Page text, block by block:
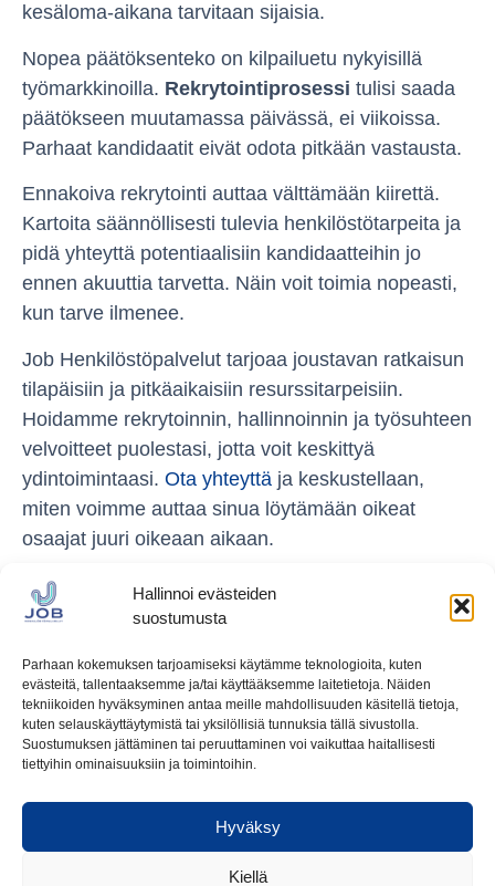
Hallinnoi evästeiden
suostumusta
Parhaan kokemuksen tarjoamiseksi käytämme teknologioita, kuten
evästeitä, tallentaaksemme ja/tai käyttääksemme laitetietoja. Näiden
tekniikoiden hyväksyminen antaa meille mahdollisuuden käsitellä tietoja,
kuten selauskäyttäytymistä tai yksilöllisiä tunnuksia tällä sivustolla.
Suostumuksen jättäminen tai peruuttaminen voi vaikuttaa haitallisesti
tiettyihin ominaisuuksiin ja toimintoihin.
Hyväksy
Kiellä
kesäloma-aikana tarvitaan sijaisia.
Nopea päätöksenteko on kilpailuetu nykyisillä
työmarkkinoilla. Rekrytointiprosessi tulisi saada
päätökseen muutamassa päivässä, ei viikoissa.
Parhaat kandidaatit eivät odota pitkään vastausta.
Ennakoiva rekrytointi auttaa välttämään kiirettä.
Kartoita säännöllisesti tulevia henkilöstötarpeita ja
pidä yhteyttä potentiaalisiin kandidaatteihin jo
ennen akuuttia tarvetta. Näin voit toimia nopeasti,
kun tarve ilmenee.
Job Henkilöstöpalvelut tarjoaa joustavan ratkaisun
tilapäisiin ja pitkäaikaisiin resurssitarpeisiin.
Hoidamme rekrytoinnin, hallinnoinnin ja työsuhteen
velvoitteet puolestasi, jotta voit keskittyä
ydintoimintaasi. Ota yhteyttä ja keskustellaan,
miten voimme auttaa sinua löytämään oikeat
osaajat juuri oikeaan aikaan.
Ota meihin yhteyttä